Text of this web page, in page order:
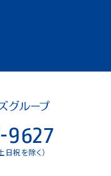
9627
日祝を除く）